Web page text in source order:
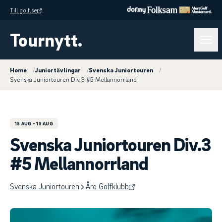
Till golf.se
Tournytt.
Home /Juniortävlingar /Svenska Juniortouren
/
Svenska Juniortouren Div.3 #5 Mellannorrland
15 AUG - 15 AUG
Svenska Juniortouren Div.3
#5 Mellannorrland
Svenska Juniortouren Åre Golfklubb